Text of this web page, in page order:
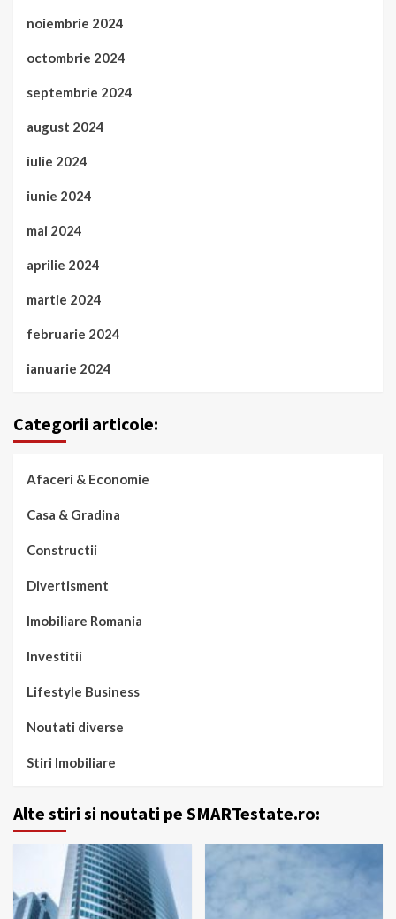
noiembrie 2024
octombrie 2024
septembrie 2024
august 2024
iulie 2024
iunie 2024
mai 2024
aprilie 2024
martie 2024
februarie 2024
ianuarie 2024
Categorii articole:
Afaceri & Economie
Casa & Gradina
Constructii
Divertisment
Imobiliare Romania
Investitii
Lifestyle Business
Noutati diverse
Stiri Imobiliare
Alte stiri si noutati pe SMARTestate.ro: